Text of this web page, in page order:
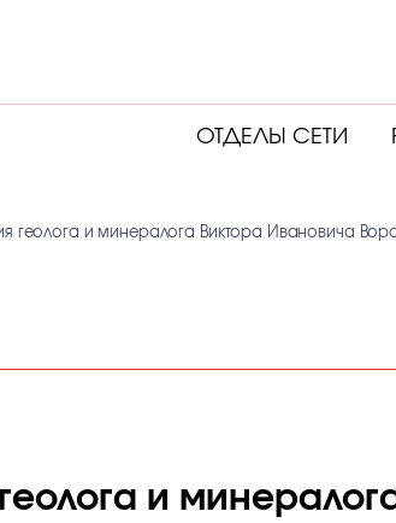
ОТДЕЛЫ СЕТИ
геолога и минералога Виктора Ивановича
и